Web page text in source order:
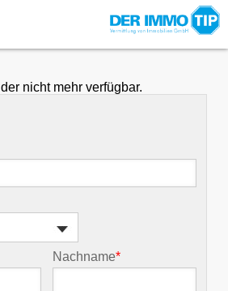
nicht mehr verfügbar.
Nachname*